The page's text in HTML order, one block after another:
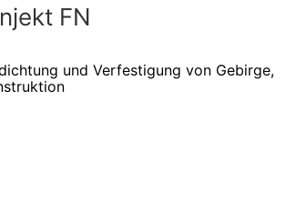
FN
und Verfestigung von Gebirge,